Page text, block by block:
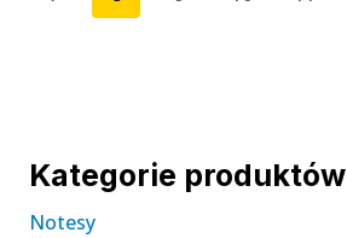
Kategorie produktów
Notesy